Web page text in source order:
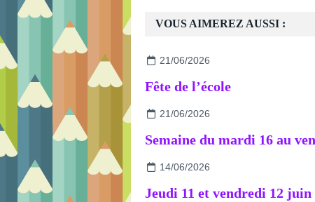
VOUS AIMEREZ AUSSI :
21/06/2026
Fête de l’école
21/06/2026
14/06/2026
Jeudi 11 et vendredi 12 juin